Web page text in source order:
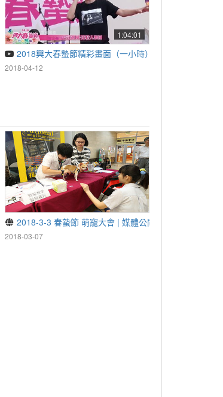
1:04:01
2018興大春蟄節精彩畫面（一小時）
2018-04-12
2018-3-3 春蟄節 萌寵大會 | 媒體公關組
2018-03-07